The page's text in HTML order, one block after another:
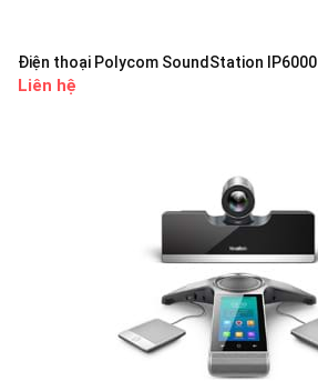
Điện thoại Polycom SoundStation IP6000
Liên hệ